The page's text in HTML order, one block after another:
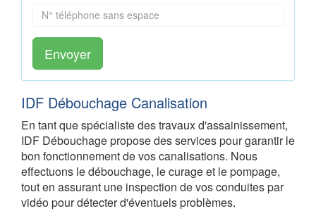
Envoyer
IDF Débouchage Canalisation
En tant que spécialiste des travaux d'assainissement,
IDF Débouchage propose des services pour garantir le
bon fonctionnement de vos canalisations. Nous
effectuons le débouchage, le curage et le pompage,
tout en assurant une inspection de vos conduites par
vidéo pour détecter d'éventuels problèmes.